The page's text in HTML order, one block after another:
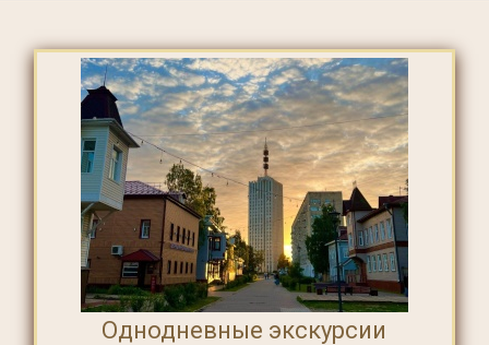
Однодневные экскурсии